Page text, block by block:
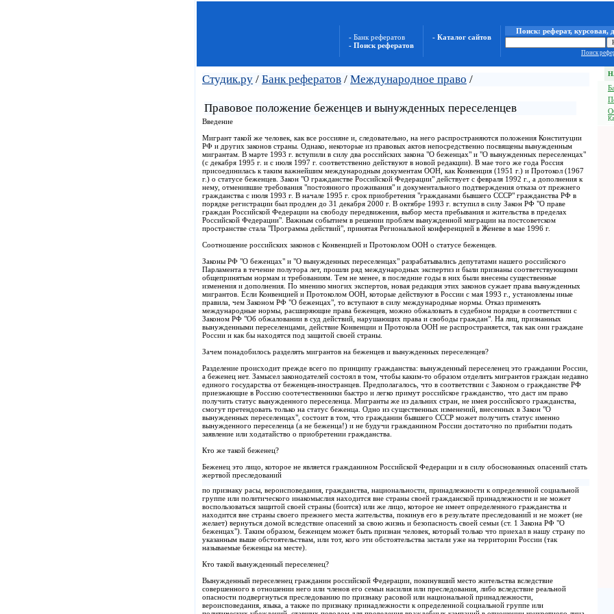
- Банк рефератов
- Поиск рефератов
- Каталог сайтов
Поиск: реферат, курсовая,
Поиск
Студик.ру / Банк рефератов / Международное право /
Правовое положение беженцев и вынужденных переселенцев
Введение
Мигрант такой же человек, как все россияне и, следовательно, на него распространяются положения Конституции
РФ и других законов страны. Однако, некоторые из правовых актов непосредственно посвящены вынужденным
мигрантам. В марте 1993 г. вступили в силу два российских закона "О беженцах" и "О вынужденных переселенцах"
(с декабря 1995 г. и с июля 1997 г. соответственно действуют в новой редакции). В мае того же года Россия
присоединилась к таким важнейшим международным документам ООН, как Конвенция (1951 г.) и Протокол (1967
г.) о статусе беженцев. Закон "О гражданстве Российской Федерации" действует с февраля 1992 г., а дополнения к
нему, отменившие требования "постоянного проживания" и документального подтверждения отказа от прежнего
гражданства с июля 1993 г. В начале 1995 г. срок приобретения "гражданами бывшего СССР" гражданства РФ в
порядке регистрации был продлен до 31 декабря 2000 г. В октябре 1993 г. вступил в силу Закон РФ "О праве
граждан Российской Федерации на свободу передвижения, выбор места пребывания и жительства в пределах
Российской Федерации". Важным событием в решении проблем вынужденной миграции на постсоветском
пространстве стала "Программа действий", принятая Региональной конференцией в Женеве в мае 1996 г.
Соотношение российских законов с Конвенцией и Протоколом ООН о статусе беженцев.
Законы РФ "О беженцах" и "О вынужденных переселенцах" разрабатывались депутатами нашего российского
Парламента в течение полутора лет, прошли ряд международных экспертиз и были признаны соответствующими
общепринятым нормам и требованиям. Тем не менее, в последние годы в них были внесены существенные
изменения и дополнения. По мнению многих экспертов, новая редакция этих законов сужает права вынужденных
мигрантов. Если Конвенцией и Протоколом ООН, которые действуют в России с мая 1993 г., установлены иные
правила, чем Законом РФ "О беженцах", то вступают в силу международные нормы. Отказ применять
международные нормы, расширяющие права беженцев, можно обжаловать в судебном порядке в соответствии с
Законом РФ "Об обжаловании в суд действий, нарушающих права и свободы граждан". На лиц, признанных
вынужденными переселенцами, действие Конвенции и Протокола ООН не распространяется, так как они граждане
России и как бы находятся под защитой своей страны.
Зачем понадобилось разделять мигрантов на беженцев и вынужденных переселенцев?
Разделение происходит прежде всего по принципу гражданства: вынужденный переселенец это гражданин России,
а беженец нет. Замысел законодателей состоял в том, чтобы каким-то образом отделить мигрантов граждан недавно
единого государства от беженцев-иностранцев. Предполагалось, что в соответствии с Законом о гражданстве РФ
приезжающие в Россию соотечественники быстро и легко примут российское гражданство, что даст им право
получить статус вынужденного переселенца. Мигранты же из дальних стран, не имея российского гражданства,
смогут претендовать только на статус беженца. Одно из существенных изменений, внесенных в Закон "О
вынужденных переселенцах", состоит в том, что гражданин бывшего СССР может получить статус именно
вынужденного переселенца (а не беженца!) и не будучи гражданином России достаточно по прибытии подать
заявление или ходатайство о приобретении гражданства.
Кто же такой беженец?
Беженец это лицо, которое не является гражданином Российской Федерации и в силу обоснованных опасений стать
жертвой преследований
по признаку расы, вероисповедания, гражданства, национальности, принадлежности к определенной социальной
группе или политического инакомыслия находится вне страны своей гражданской принадлежности и не может
воспользоваться защитой своей страны (боится) или же лицо, которое не имеет определенного гражданства и
находится вне страны своего прежнего места жительства, покинув его в результате преследований и не может (не
желает) вернуться домой вследствие опасений за свою жизнь и безопасность своей семьи (ст. 1 Закона РФ "О
беженцах"). Таким образом, беженцем может быть признан человек, который только что приехал в нашу страну по
указанным выше обстоятельствам, или тот, кого эти обстоятельства застали уже на территории России (так
называемые беженцы на месте).
Кто такой вынужденный переселенец?
Вынужденный переселенец гражданин российской Федерации, покинувший место жительства вследствие
совершенного в отношении него или членов его семьи насилия или преследования, либо вследствие реальной
опасности подвергнуться преследованию по признаку расовой или национальной принадлежности,
вероисповедания, языка, а также по признаку принадлежности к определенной социальной группе или